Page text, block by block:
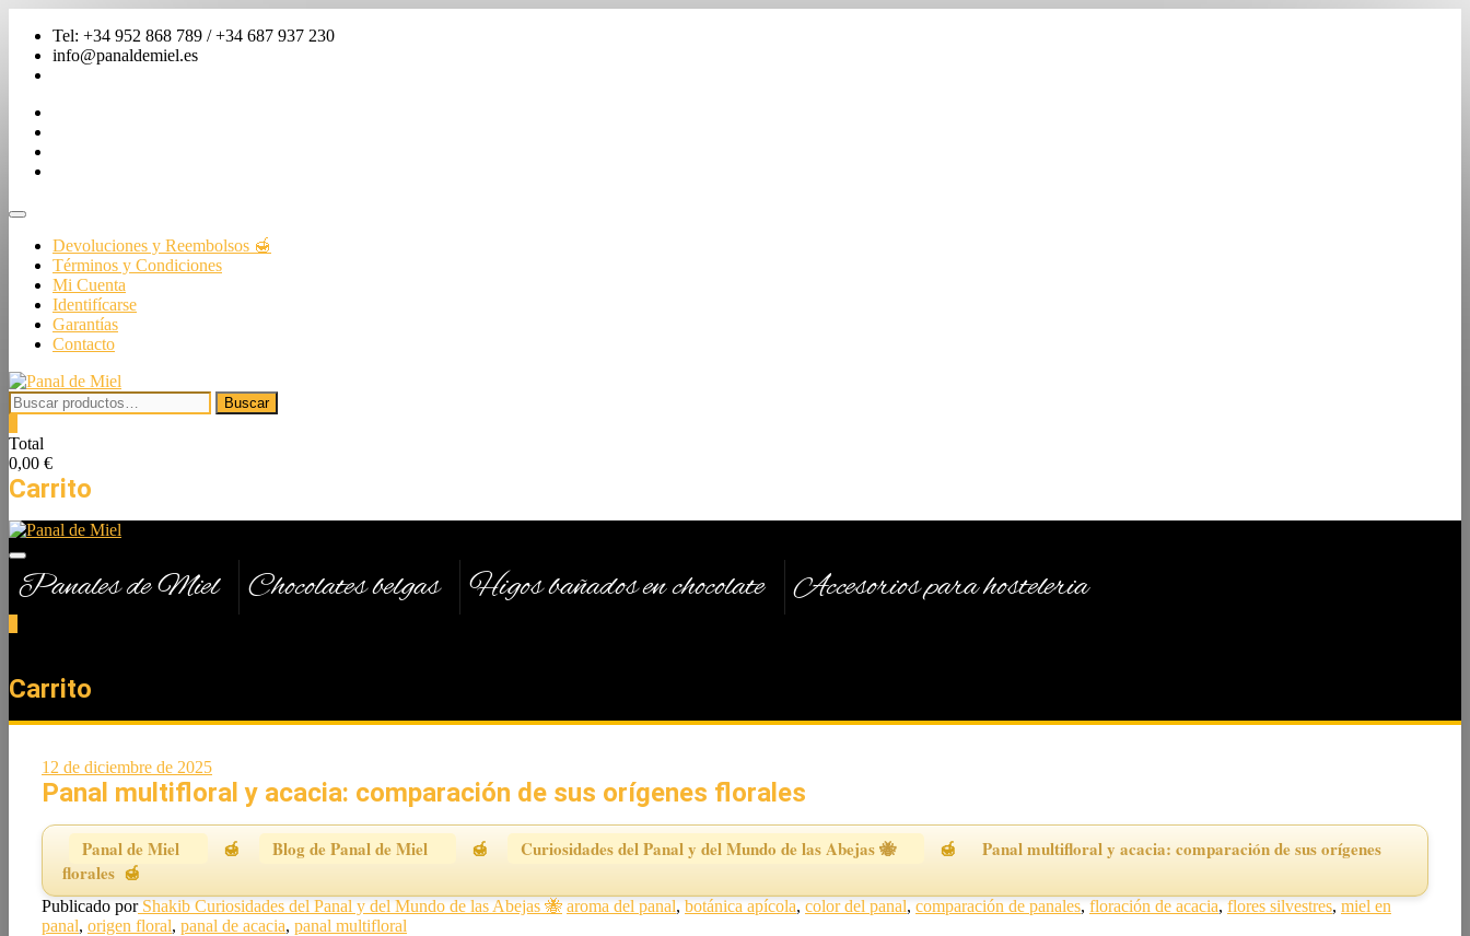
contenido
Tel: +34 952 868 789 / +34 687 937 230
info@panaldemiel.es
Menú
barra
superior
Devoluciones y Reembolsos 🍯
Términos y Condiciones
Mi Cuenta
Identifícarse
Garantías
Contacto
Buscar
por:
Buscar
Total
0,00 €
Carrito
Panales de Miel Chocolates belgas Higos bañados en chocolate Accesorios para hosteleria
Carrito
12 de diciembre de 2025
Panal multifloral y acacia: comparación de sus orígenes florales
Panal de Miel Blog de Panal de Miel Curiosidades del Panal y del Mundo de las Abejas 🐝
Panal multifloral y acacia: comparación de sus orígenes
florales
Publicado porShakib Curiosidades del Panal y del Mundo de las Abejas 🐝 aroma del panal, botánica apícola, color del panal, comparación de panales, floración de acacia, flores silvestres, miel en
panal, origen floral, panal de acacia, panal multifloral